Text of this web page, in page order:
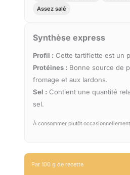
Assez salé
Synthèse express
Profil : Cette tartiflette est un
Protéines : Bonne source de
fromage et aux lardons.
Sel : Contient une quantité
sel.
À consommer plutôt
Par 100 g de recette